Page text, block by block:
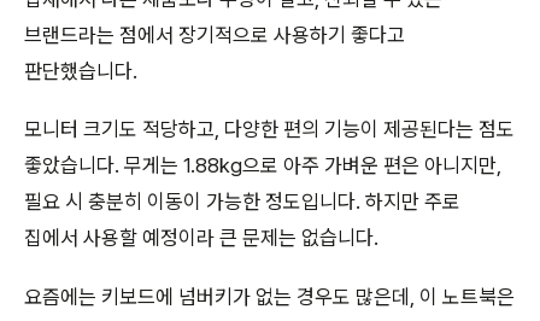
브랜드라는 점에서 장기적으로 사용하기 좋다고
판단했습니다.
모니터 크기도 적당하고, 다양한 편의 기능이 제공된다는 점도
좋았습니다. 무게는 1.88kg으로 아주 가벼운 편은 아니지만,
필요 시 충분히 이동이 가능한 정도입니다. 하지만 주로
집에서 사용할 예정이라 큰 문제는 없습니다.
요즘에는 키보드에 넘버키가 없는 경우도 많은데, 이 노트북은